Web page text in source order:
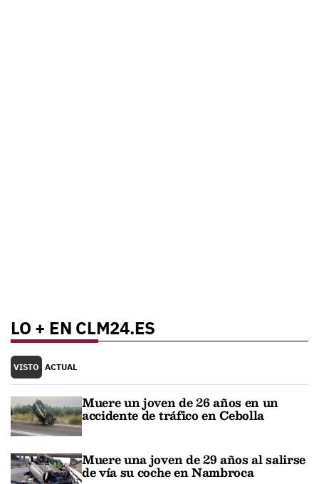
LO + EN CLM24.ES
VISTO ACTUAL
Muere un joven de 26 años en un
accidente de tráfico en Cebolla
Muere una joven de 29 años al salirse
de vía su coche en Nambroca